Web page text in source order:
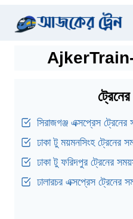
AjkerTrain-
সিরাজগঞ্জ এক্সপ্রেস ট্রেনের
ঢাকা টু ময়মনসিংহ ট্রেনের
ঢাকা টু ফরিদপুর ট্রেনের
ঢালারচর এক্সপ্রেস ট্রেনের